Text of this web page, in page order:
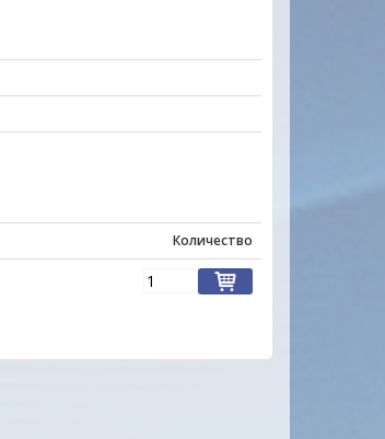
очень заинтересованы в том, чтобы
наш новый сайт был удобен прежде
Вас. Будем благодарны всем Вашим
пожеланиям и предложениям!
Количество